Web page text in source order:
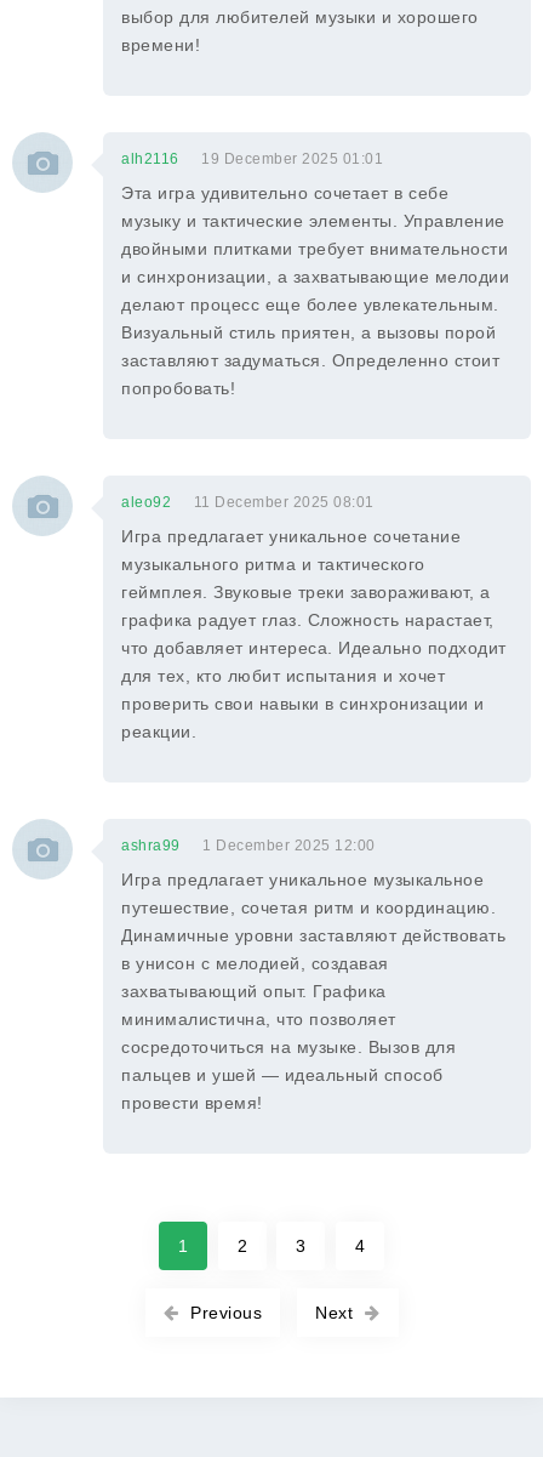
выбор для любителей музыки и хорошего
времени!
alh2116 19 December 2025 01:01
Эта игра удивительно сочетает в себе
музыку и тактические элементы. Управление
двойными плитками требует внимательности
и синхронизации, а захватывающие мелодии
делают процесс еще более увлекательным.
Визуальный стиль приятен, а вызовы порой
заставляют задуматься. Определенно стоит
попробовать!
aleo92 11 December 2025 08:01
Игра предлагает уникальное сочетание
музыкального ритма и тактического
геймплея. Звуковые треки завораживают, а
графика радует глаз. Сложность нарастает,
что добавляет интереса. Идеально подходит
для тех, кто любит испытания и хочет
проверить свои навыки в синхронизации и
реакции.
ashra99 1 December 2025 12:00
Игра предлагает уникальное музыкальное
путешествие, сочетая ритм и координацию.
Динамичные уровни заставляют действовать
в унисон с мелодией, создавая
захватывающий опыт. Графика
минималистична, что позволяет
сосредоточиться на музыке. Вызов для
пальцев и ушей — идеальный способ
провести время!
Previous
1 2 3 4
Next